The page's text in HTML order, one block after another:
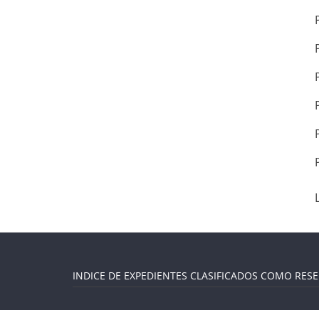
INDICE DE EXPEDIENTES CLASIFICADOS COMO